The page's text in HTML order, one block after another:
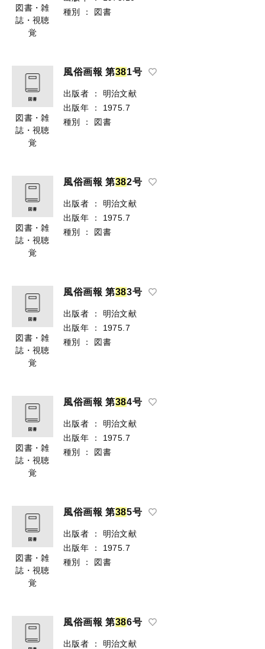
図書・雑
誌・視聴
覚
種別
： 図書
図書・雑
誌・視聴
覚
風俗画報 第381号
出版者 ：
明治文献
出版年
：
1975.7
種別
： 図書
図書・雑
誌・視聴
覚
風俗画報 第382号
出版者 ：
明治文献
出版年
：
1975.7
種別
： 図書
図書・雑
誌・視聴
覚
風俗画報 第383号
出版者 ：
明治文献
出版年
：
1975.7
種別
： 図書
図書・雑
誌・視聴
覚
風俗画報 第384号
出版者 ：
明治文献
出版年
：
1975.7
種別
： 図書
図書・雑
誌・視聴
覚
風俗画報 第385号
出版者 ：
明治文献
出版年
：
1975.7
種別
： 図書
風俗画報 第386号
出版者 ：
明治文献